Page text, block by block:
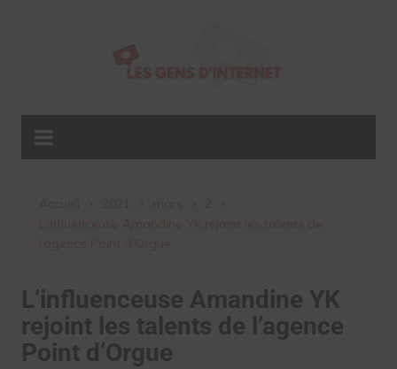
L’influenceuse Amandine YK
rejoint les talents de l’agence
Point d’Orgue